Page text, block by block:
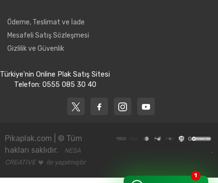
Ödeme, Teslimat ve İade
Mesafeli Satış Sözleşmesi
Gizlilik ve Güvenlik
Türkiye'nin Online Plak Satış Sitesi
Telefon: 0555 085 30 40
Pikaplak.com | © Tüm
hakları saklıdır.
NESA
CREATIVE
ile yapılmıştır
.